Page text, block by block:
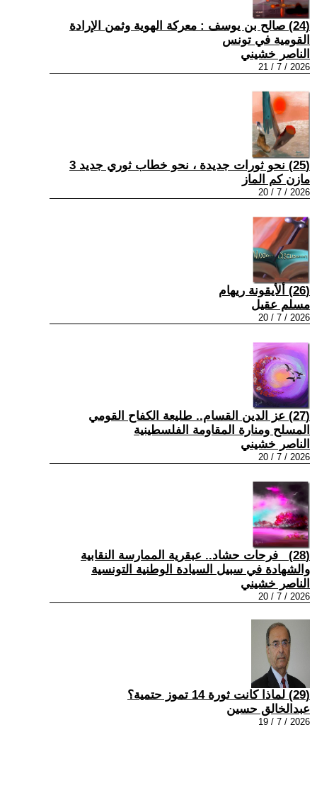
(24) صالح بن يوسف : معركة الهوية وثمن الإرادة
القومية في تونس
الناصر خشيني
2026 / 7 / 21
(25) نحو ثورات جديدة ، نحو خطاب ثوري جديد 3
مازن كم الماز
2026 / 7 / 20
(26) ألأيقونة ريهام
مسلم عقيل
2026 / 7 / 20
(27) عز الدين القسام.. طليعة الكفاح القومي
المسلح ومنارة المقاومة الفلسطينية
الناصر خشيني
2026 / 7 / 20
(28) فرحات حشاد.. عبقرية الممارسة النقابية
والشهادة في سبيل السيادة الوطنية التونسية
الناصر خشيني
2026 / 7 / 20
(29) لماذا كانت ثورة 14 تموز حتمية؟
عبدالخالق حسين
2026 / 7 / 19